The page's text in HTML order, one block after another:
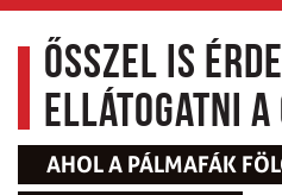
Ősszel is
ellátogatni a
AHOL A PÁLMAFÁK